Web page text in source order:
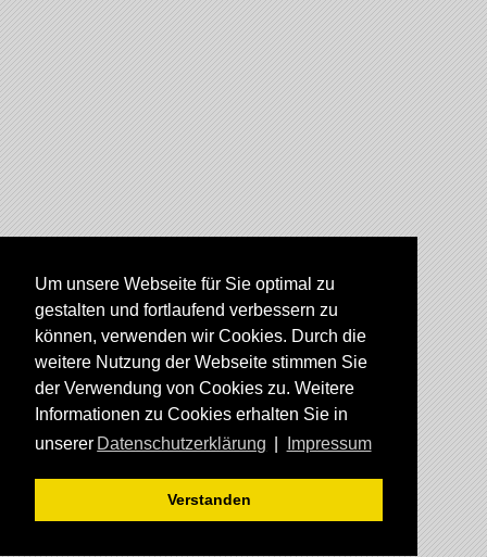
Um unsere Webseite für Sie optimal zu
gestalten und fortlaufend verbessern zu
können, verwenden wir Cookies. Durch die
weitere Nutzung der Webseite stimmen Sie
der Verwendung von Cookies zu. Weitere
Informationen zu Cookies erhalten Sie in
unserer Datenschutzerklärung Impressum
Verstanden